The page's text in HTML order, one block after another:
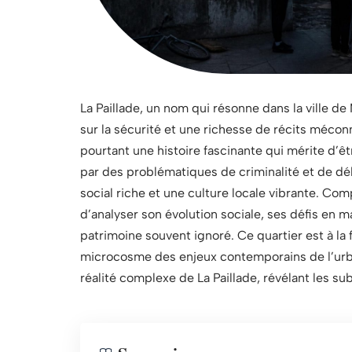
La Paillade, un nom qui résonne dans la ville
sur la sécurité et une richesse de récits
pourtant une histoire fascinante qui mérite
par des problématiques de criminalité et de
social riche et une culture locale vibrante.
d’analyser son évolution sociale, ses défis en
patrimoine souvent ignoré. Ce quartier est à
microcosme des enjeux contemporains de
réalité complexe de La Paillade, révélant les